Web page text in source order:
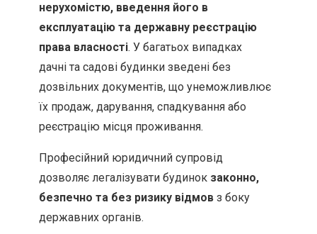
нерухомістю, введення його в
експлуатацію та державну реєстрацію
права власності. У багатьох випадках
дачні та садові будинки зведені без
дозвільних документів, що унеможливлює
їх продаж, дарування, спадкування або
реєстрацію місця проживання.
Професійний юридичний супровід
дозволяє легалізувати будинок законно,
безпечно та без ризику відмов з боку
державних органів.